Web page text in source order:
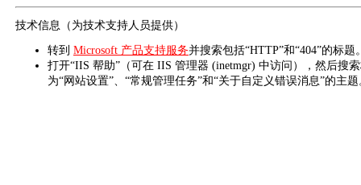
技术信息（为技术支持人员提供）
转到 Microsoft 产品支持服务并搜索包括“HTTP”和“404”的标题
打开“IIS 帮助”（可在 IIS 管理器 (inetmgr) 中访问），然后搜
为“网站设置”、“常规管理任务”和“关于自定义错误消息”的主题